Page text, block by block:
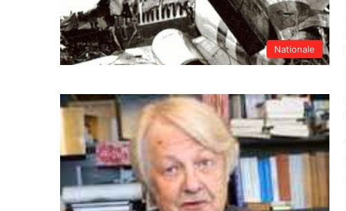
Nationale